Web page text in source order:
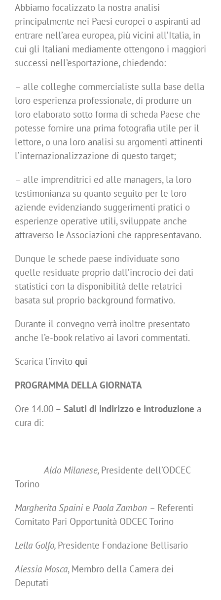
Abbiamo focalizzato la nostra analisi
principalmente nei Paesi europei o aspiranti ad
entrare nell’area europea, più vicini all’Italia, in
cui gli Italiani mediamente ottengono i maggiori
successi nell’esportazione, chiedendo:
– alle colleghe commercialiste sulla base della
loro esperienza professionale, di produrre un
loro elaborato sotto forma di scheda Paese che
potesse fornire una prima fotografia utile per il
lettore, o una loro analisi su argomenti attinenti
l’internazionalizzazione di questo target;
– alle imprenditrici ed alle managers, la loro
testimonianza su quanto seguito per le loro
aziende evidenziando suggerimenti pratici o
esperienze operative utili, sviluppate anche
attraverso le Associazioni che rappresentavano.
Dunque le schede paese individuate sono
quelle residuate proprio dall’incrocio dei dati
statistici con la disponibilità delle relatrici
basata sul proprio background formativo.
Durante il convegno verrà inoltre presentato
anche l’e-book relativo ai lavori commentati.
Scarica l’invito qui
PROGRAMMA DELLA GIORNATA
Ore 14.00 – Saluti di indirizzo e introduzione a
cura di:
Aldo Milanese, Presidente dell’ODCEC
Torino
Margherita Spainie Paola Zambon – Referenti
Comitato Pari Opportunità ODCEC Torino
Lella Golfo, Presidente Fondazione Bellisario
Alessia Mosca, Membro della Camera dei
Deputati